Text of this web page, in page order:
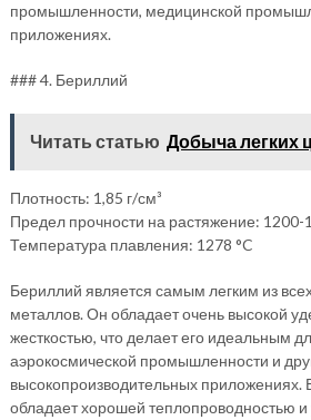
промышленности, медицинской
приложениях.
### 4. Бериллий
Читать статью Добыча легких
Плотность: 1,85 г/см³
Предел прочности на растяжение:
Температура плавления: 1278 °C
Бериллий является самым легким из
металлов. Он обладает очень высокой
жесткостью, что делает его идеальным
аэрокосмической промышленности и
высокопроизводительных приложениях.
обладает хорошей теплопроводностью и